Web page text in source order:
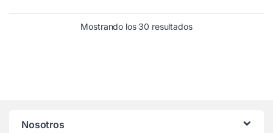
Mostrando los 30 resultados
Nosotros